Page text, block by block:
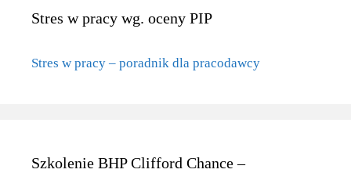
Stres w pracy wg. oceny PIP
Stres w pracy – poradnik dla pracodawcy
Szkolenie BHP Clifford Chance –